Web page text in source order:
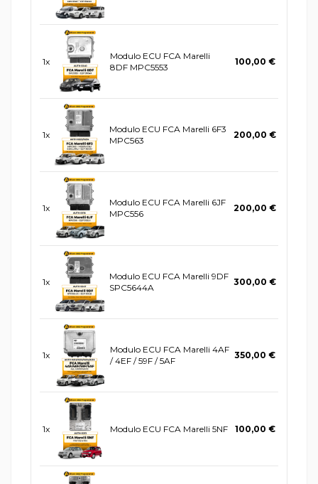
1x
Modulo ECU FCA Marelli
8DF MPC5553
100,00 €
1x
Modulo ECU FCA Marelli 6F3
MPC563
200,00 €
1x
Modulo ECU FCA Marelli 6JF
MPC556
200,00 €
1x
Modulo ECU FCA Marelli 9DF
SPC5644A
300,00 €
1x
Modulo ECU FCA Marelli 4AF
/ 4EF / 59F / 5AF
350,00 €
1x Modulo ECU FCA Marelli 5NF 100,00 €